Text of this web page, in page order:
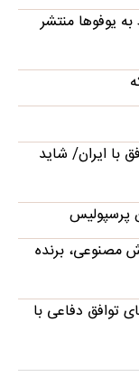
یوفوها منتشر
با ایران/ شاید
پرسپولیس
مصنوعی، برنده
توافق دفاعی با